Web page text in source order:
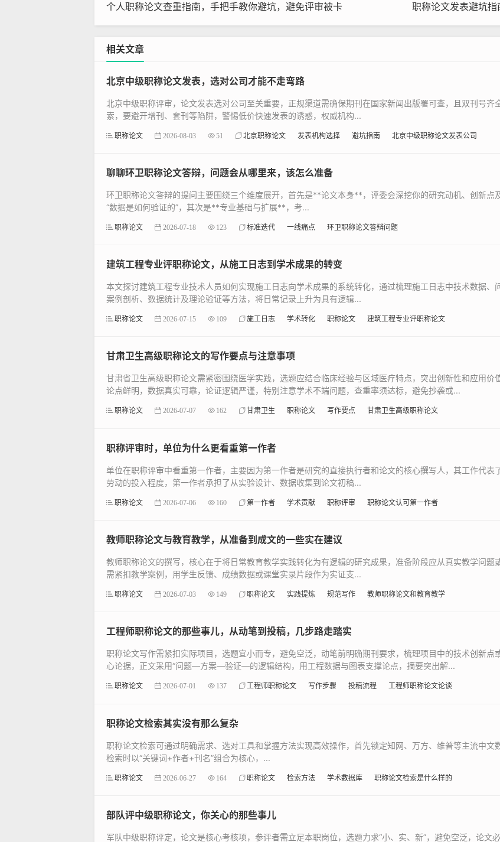
个人职称论文查重指南，手把手教你避坑，避免评审被卡 职称论文发表避坑指
相关文章
北京中级职称论文发表，选对公司才能不走弯路
北京中级职称评审，论文发表选对公司至关重要，正规渠道需确保期刊在国家新闻出版署可查，且双刊号
索，要避开增刊、套刊等陷阱，警惕低价快速发表的诱惑，权威机构...
职称论文 2026-08-03 51 北京职称论文 发表机构选择 避坑指南 北京中级职称论文发表公司
聊聊环卫职称论文答辩，问题会从哪里来，该怎么准备
环卫职称论文答辩的提问主要围绕三个维度展开，首先是**论文本身**，评委会深挖你的研究动机、创新点
“数据是如何验证的”，其次是**专业基础与扩展**，考...
职称论文 2026-07-18 123 标准迭代 一线痛点 环卫职称论文答辩问题
建筑工程专业评职称论文，从施工日志到学术成果的转变
本文探讨建筑工程专业技术人员如何实现施工日志向学术成果的系统转化，通过梳理施工日志中技术数据
案例剖析、数据统计及理论验证等方法，将日常记录上升为具有逻辑...
职称论文 2026-07-15 109 施工日志 学术转化 职称论文 建筑工程专业评职称论文
甘肃卫生高级职称论文的写作要点与注意事项
甘肃省卫生高级职称论文需紧密围绕医学实践，选题应结合临床经验与区域医疗特点，突出创新性和应用价
论点鲜明，数据真实可靠，论证逻辑严谨，特别注意学术不端问题，查重率须达标，避免抄袭或...
职称论文 2026-07-07 162 甘肃卫生 职称论文 写作要点 甘肃卫生高级职称论文
职称评审时，单位为什么更看重第一作者
单位在职称评审中看重第一作者，主要因为第一作者是研究的直接执行者和论文的核心撰写人，其工作代
劳动的投入程度，第一作者承担了从实验设计、数据收集到论文初稿...
职称论文 2026-07-06 160 第一作者 学术贡献 职称评审 职称论文认可第一作者
教师职称论文与教育教学，从准备到成文的一些实在建议
教师职称论文的撰写，核心在于将日常教育教学实践转化为有逻辑的研究成果，准备阶段应从真实教学问
需紧扣教学案例，用学生反馈、成绩数据或课堂实录片段作为实证支...
职称论文 2026-07-03 149 职称论文 实践提炼 规范写作 教师职称论文和教育教学
工程师职称论文的那些事儿，从动笔到投稿，几步路走踏实
职称论文写作需紧扣实际项目，选题宜小而专，避免空泛，动笔前明确期刊要求，梳理项目中的技术创新点
心论据，正文采用“问题—方案—验证—的逻辑结构，用工程数据与图表支撑论点，摘要突出解...
职称论文 2026-07-01 137 工程师职称论文 写作步骤 投稿流程 工程师职称论文论谈
职称论文检索其实没有那么复杂
职称论文检索可通过明确需求、选对工具和掌握方法实现高效操作，首先锁定知网、万方、维普等主流中
检索时以“关键词+作者+刊名”组合为核心，...
职称论文 2026-06-27 164 职称论文 检索方法 学术数据库 职称论文检索是什么样的
部队评中级职称论文，你关心的那些事儿
军队中级职称评定，论文是核心考核项，参评者需立足本职岗位，选题力求“小、实、新”，避免空泛，论文